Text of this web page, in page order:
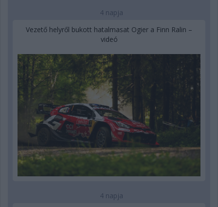
4 napja
Vezető helyről bukott hatalmasat Ogier a Finn Ralin –
videó
4 napja